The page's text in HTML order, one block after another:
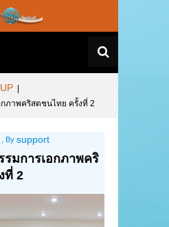
ภาพคริสตชนไทย ครั้งที่ 2
By support
มการเอกภาพคริ
ที่ 2